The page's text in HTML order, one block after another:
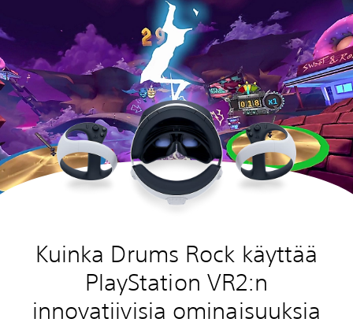
Kuinka Drums Rock käyttää
PlayStation VR2:n
innovatiivisia ominaisuuksia